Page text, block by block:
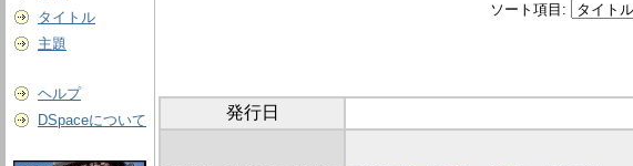
タイトル
主題
ヘルプ
DSpaceについて
ソート項目:
発行日